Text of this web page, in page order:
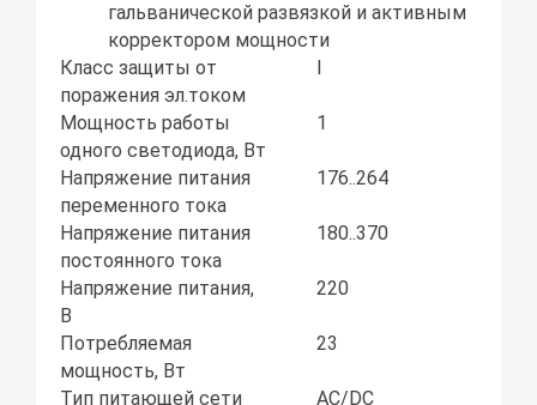
гальванической развязкой и активным
корректором мощности
Класс защиты от
поражения эл.током
Мощность работы
одного светодиода, Вт
1
Напряжение питания
переменного тока
176..264
Напряжение питания
постоянного тока
180..370
Напряжение питания,
В
220
Потребляемая
мощность, Вт
23
Тип питающей сети
AC/DC